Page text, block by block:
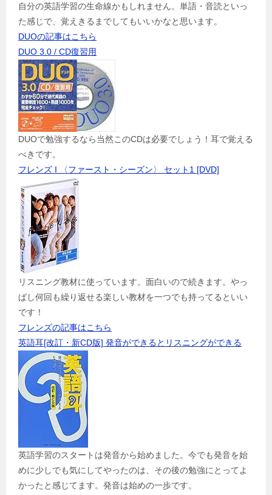
自分の英語学習の生命線かもしれません。単語・音読といっ
た感じで、覚えきるまでしてもいいかなと思います。
DUOの記事はこちら
DUO 3.0 / CD復習用
DUOで勉強するなら当然このCDは必要でしょう！耳で覚える
べきです。
フレンズ I 〈ファースト・シーズン〉 セット1 [DVD]
リスニング教材に使っています。面白いので続きます。やっ
ぱし何回も繰り返せる楽しい教材を一つでも持ってるといい
です！
フレンズの記事はこちら
英語耳[改訂・新CD版] 発音ができるとリスニングができる
英語学習のスタートは発音から始めました。今でも発音を始
めに少しでも気にしてやったのは、その後の勉強にとってよ
かったと感じてます。発音は始めの一歩です。